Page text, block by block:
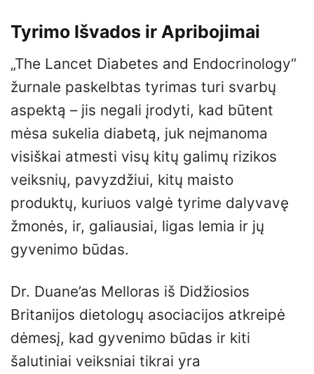
Tyrimo Išvados ir Apribojimai
„The Lancet Diabetes and Endocrinology“
žurnale paskelbtas tyrimas turi svarbų
aspektą – jis negali įrodyti, kad būtent
mėsa sukelia diabetą, juk neįmanoma
visiškai atmesti visų kitų galimų rizikos
veiksnių, pavyzdžiui, kitų maisto
produktų, kuriuos valgė tyrime dalyvavę
žmonės, ir, galiausiai, ligas lemia ir jų
gyvenimo būdas.
Dr. Duane’as Melloras iš Didžiosios
Britanijos dietologų asociacijos atkreipė
dėmesį, kad gyvenimo būdas ir kiti
šalutiniai veiksniai tikrai yra